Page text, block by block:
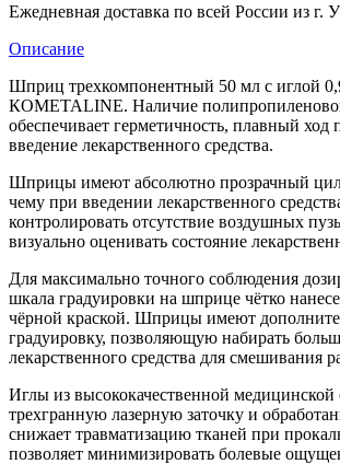
Ежедневная доставка по всей России из г.
Описание
Шприц трехкомпонентный 50 мл с иглой
КОМЕТАLINE. Наличие
обеспечивает герметичность, плавный
введение лекарственного средства.
Шприцы имеют абсолютно прозрачный
чему при введении лекарственного
контролировать отсутствие воздушных
визуально оценивать состояние
Для максимально точного соблюдения
шкала градуировки на шприце чëтко
чëрной краской. Шприцы имеют
градуировку, позволяющую набирать
лекарственного средства для смешивания
Иглы из высококачественной
трехгранную лазерную заточку и
снижает травматизацию тканей при
позволяет минимизировать болевые